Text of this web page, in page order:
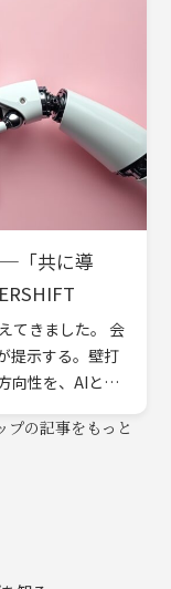
「共に導
てきました。 会
提示する。壁打
向性を、AIと対
の記事をもっと